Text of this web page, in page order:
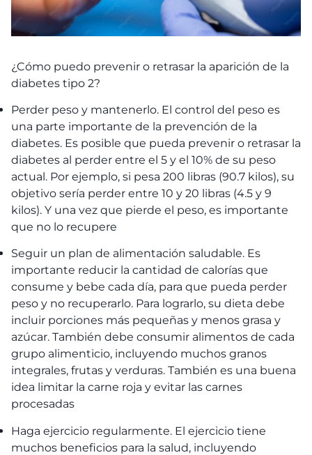
¿Cómo puedo prevenir o retrasar la aparición de la
diabetes tipo 2?
Perder peso y mantenerlo. El control del peso es
una parte importante de la prevención de la
diabetes. Es posible que pueda prevenir o retrasar la
diabetes al perder entre el 5 y el 10% de su peso
actual. Por ejemplo, si pesa 200 libras (90.7 kilos), su
objetivo sería perder entre 10 y 20 libras (4.5 y 9
kilos). Y una vez que pierde el peso, es importante
que no lo recupere
Seguir un plan de alimentación saludable. Es
importante reducir la cantidad de calorías que
consume y bebe cada día, para que pueda perder
peso y no recuperarlo. Para lograrlo, su dieta debe
incluir porciones más pequeñas y menos grasa y
azúcar. También debe consumir alimentos de cada
grupo alimenticio, incluyendo muchos granos
integrales, frutas y verduras. También es una buena
idea limitar la carne roja y evitar las carnes
procesadas
Haga ejercicio regularmente. El ejercicio tiene
muchos beneficios para la salud, incluyendo